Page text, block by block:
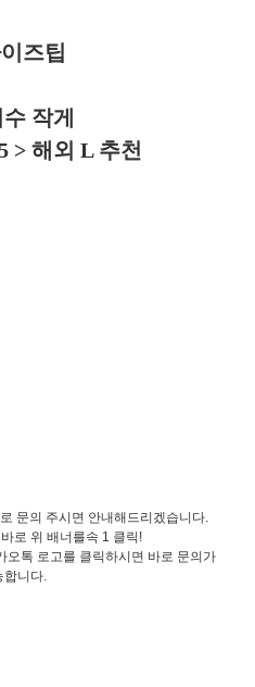
즈팁
작게
> 해외 L 추천
문의 주시면 안내해드리겠습니다.
로 위 배너를속 1 클릭!
오톡 로고를 클릭하시면 바로 문의가
합니다.